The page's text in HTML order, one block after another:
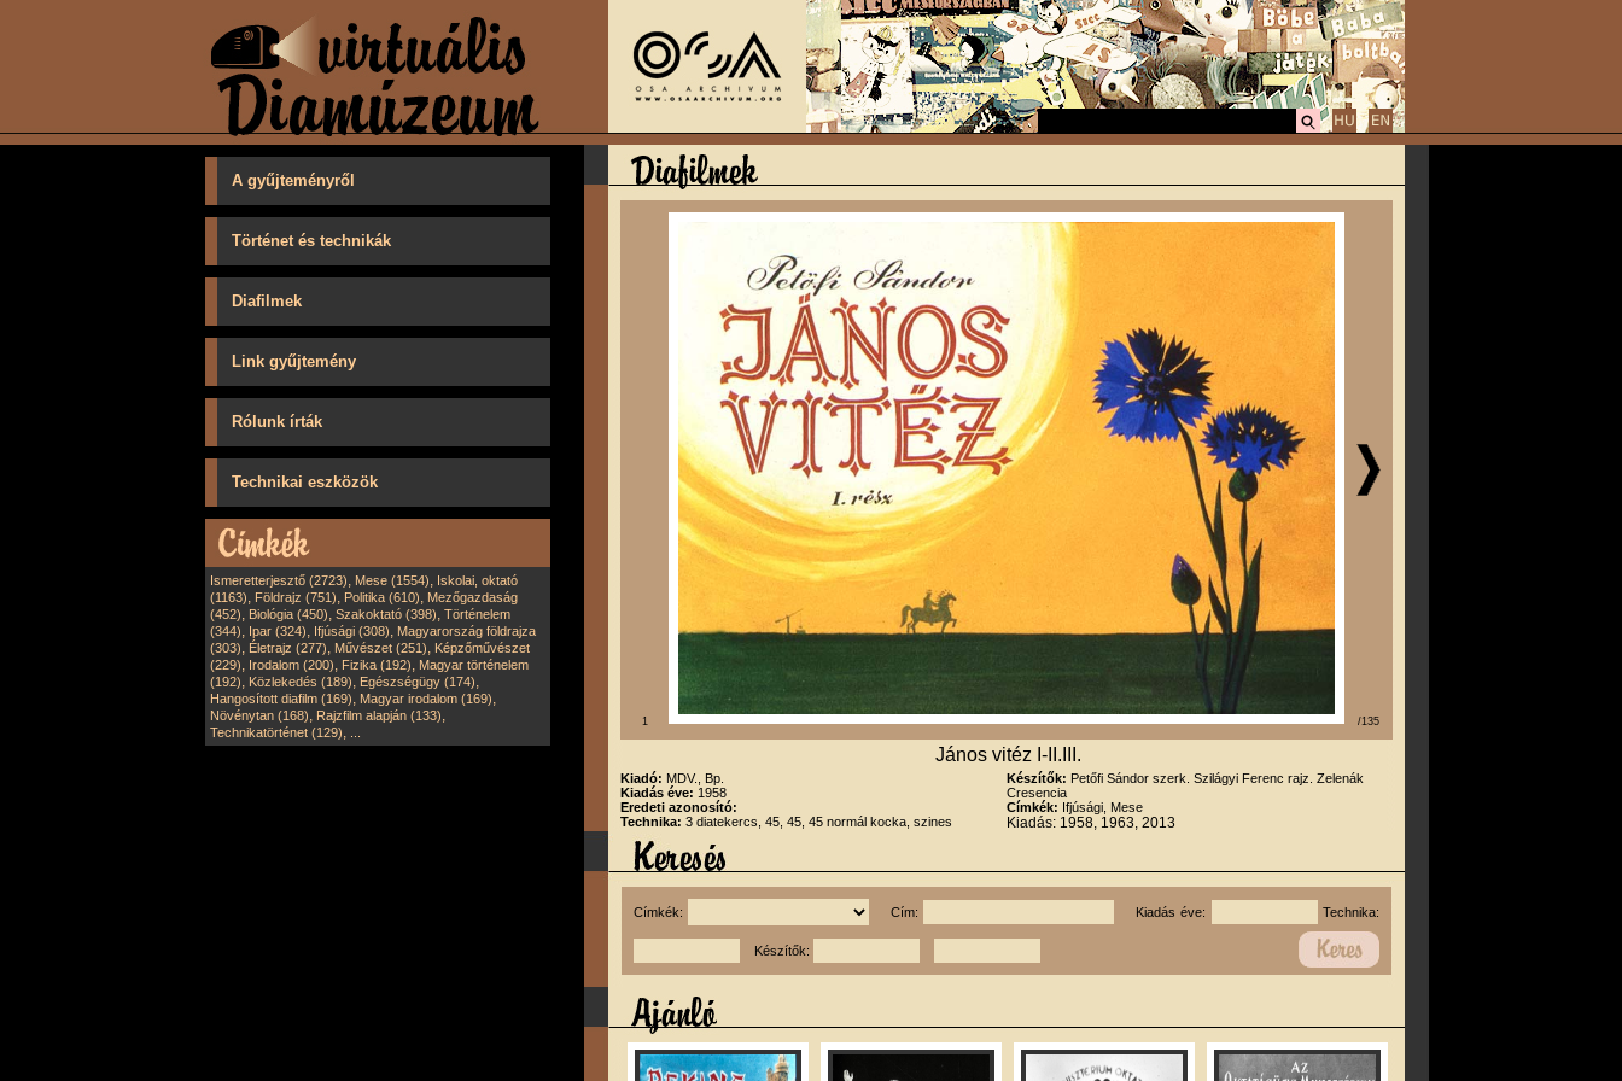
A gyűjteményről
Történet és technikák
Diafilmek
Link gyűjtemény
Rólunk írták
Technikai eszközök
Ismeretterjesztő (2723), Mese (1554), Iskolai, oktató
(1163), Földrajz (751), Politika (610), Mezőgazdaság
(452), Biológia (450), Szakoktató (398), Történelem
(344), Ipar (324), Ifjúsági (308), Magyarország földrajza
(303), Életrajz (277), Művészet (251), Képzőművészet
(229), Irodalom (200), Fizika (192), Magyar történelem
(192), Közlekedés (189), Egészségügy (174),
Hangosított diafilm (169), Magyar irodalom (169),
Növénytan (168), Rajzfilm alapján (133),
Technikatörténet (129),
1 /135
János vitéz I-II.III.
Kiadó: MDV., Bp.
Kiadás éve: 1958
Eredeti azonosító:
Technika: 3 diatekercs, 45, 45, 45 normál kocka, szines
Készítők: Petőfi Sándor szerk. Szilágyi Ferenc rajz. Zelenák
Cresencia
Címkék: Ifjúsági, Mese
Kiadás: 1958, 1963, 2013
Címkék: Cím: Kiadás éve: Technika:
Készítők: